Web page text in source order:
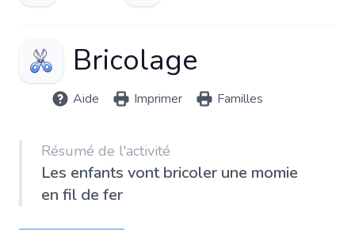
Bricolage
Aide Imprimer Familles
Résumé de l'activité
Les enfants vont bricoler une momie
en fil de fer